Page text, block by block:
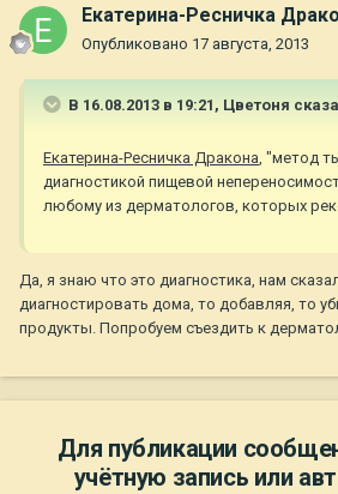
Екатерина-Ресничка
Опубликовано 17 августа, 2013
В 16.08.2013 в 19:21, Цветоня
Екатерина-Ресничка Дракона, "метод
диагностикой пищевой
любому из дерматологов, которых
Да, я знаю что это диагностика, нам
диагностировать дома, то добавляя, то
продукты. Попробуем съездить к
Для публикации
учётную запись или